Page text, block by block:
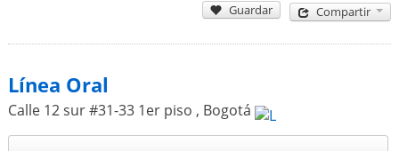
Guardar Compartir
Línea Oral
Calle 12 sur #31-33 1er piso , Bogotá